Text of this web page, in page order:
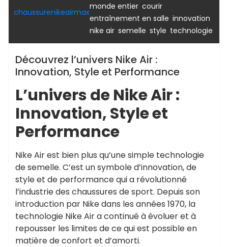
chaussurenikeairmax
monde entier courir
entraînement en salle innovation
nike air semelle style technologie
Découvrez l’univers Nike Air :
Innovation, Style et Performance
L’univers de Nike Air :
Innovation, Style et
Performance
Nike Air est bien plus qu’une simple technologie
de semelle. C’est un symbole d’innovation, de
style et de performance qui a révolutionné
l’industrie des chaussures de sport. Depuis son
introduction par Nike dans les années 1970, la
technologie Nike Air a continué à évoluer et à
repousser les limites de ce qui est possible en
matière de confort et d’amorti.